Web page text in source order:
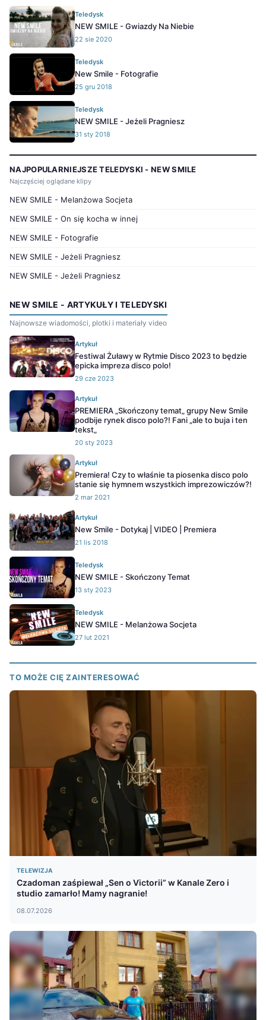
Teledysk
NEW SMILE - Gwiazdy Na Niebie
22 sie 2020
Teledysk
New Smile - Fotografie
25 gru 2018
Teledysk
NEW SMILE - Jeżeli Pragniesz
31 sty 2018
NAJPOPULARNIEJSZE TELEDYSKI - NEW SMILE
Najczęściej oglądane klipy
NEW SMILE - Melanżowa Socjeta
NEW SMILE - On się kocha w innej
NEW SMILE - Fotografie
NEW SMILE - Jeżeli Pragniesz
NEW SMILE - Jeżeli Pragniesz
NEW SMILE - ARTYKUŁY I TELEDYSKI
Najnowsze wiadomości, plotki i materiały video
Artykuł
Festiwal Żuławy w Rytmie Disco 2023 to będzie
epicka impreza disco polo!
29 cze 2023
Artykuł
PREMIERA „Skończony temat„ grupy New Smile
podbije rynek disco polo?! Fani „ale to buja i ten
tekst„
20 sty 2023
Artykuł
Premiera! Czy to właśnie ta piosenka disco polo
stanie się hymnem wszystkich imprezowiczów?!
2 mar 2021
Artykuł
New Smile - Dotykaj | VIDEO | Premiera
21 lis 2018
Teledysk
NEW SMILE - Skończony Temat
13 sty 2023
Teledysk
NEW SMILE - Melanżowa Socjeta
27 lut 2021
TO MOŻE CIĘ ZAINTERESOWAĆ
TELEWIZJA
Czadoman zaśpiewał „Sen o Victorii” w Kanale Zero i
studio zamarło! Mamy nagranie!
08.07.2026